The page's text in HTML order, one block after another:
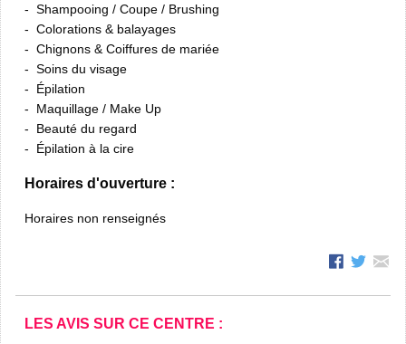
Shampooing / Coupe / Brushing
Colorations & balayages
Chignons & Coiffures de mariée
Soins du visage
Épilation
Maquillage / Make Up
Beauté du regard
Épilation à la cire
Horaires d'ouverture :
Horaires non renseignés
LES AVIS SUR CE CENTRE :